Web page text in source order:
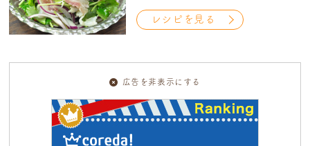
レシピを見る
広告を非表示にする